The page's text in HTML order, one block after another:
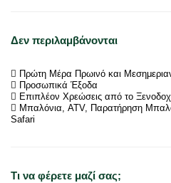
Δεν περιλαμβάνονται
 Πρώτη Μέρα Πρωινό και
 Προσωπικά Έξοδα
 Επιπλέον Χρεώσεις από το
 Μπαλόνια, ATV, Παρατήρηση
Safari
Τι να φέρετε μαζί σας;